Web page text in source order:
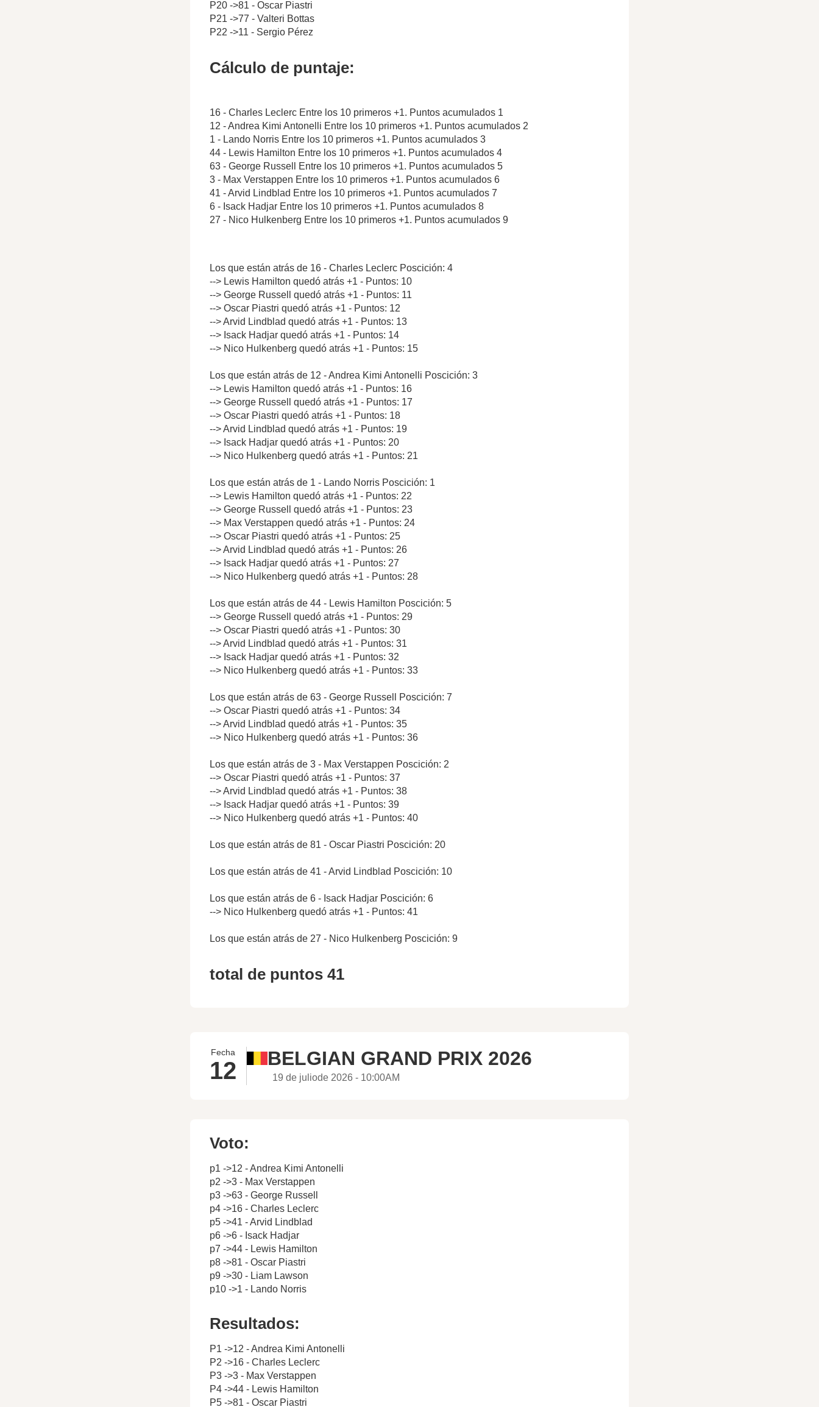
P20 ->81 - Oscar Piastri
P21 ->77 - Valteri Bottas
P22 ->11 - Sergio Pérez
Cálculo de puntaje:
16 - Charles Leclerc Entre los 10 primeros +1. Puntos acumulados 1
12 - Andrea Kimi Antonelli Entre los 10 primeros +1. Puntos acumulados 2
1 - Lando Norris Entre los 10 primeros +1. Puntos acumulados 3
44 - Lewis Hamilton Entre los 10 primeros +1. Puntos acumulados 4
63 - George Russell Entre los 10 primeros +1. Puntos acumulados 5
3 - Max Verstappen Entre los 10 primeros +1. Puntos acumulados 6
41 - Arvid Lindblad Entre los 10 primeros +1. Puntos acumulados 7
6 - Isack Hadjar Entre los 10 primeros +1. Puntos acumulados 8
27 - Nico Hulkenberg Entre los 10 primeros +1. Puntos acumulados 9
Los que están atrás de 16 - Charles Leclerc Poscición: 4
--> Lewis Hamilton quedó atrás +1 - Puntos: 10
--> George Russell quedó atrás +1 - Puntos: 11
--> Oscar Piastri quedó atrás +1 - Puntos: 12
--> Arvid Lindblad quedó atrás +1 - Puntos: 13
--> Isack Hadjar quedó atrás +1 - Puntos: 14
--> Nico Hulkenberg quedó atrás +1 - Puntos: 15
Los que están atrás de 12 - Andrea Kimi Antonelli Poscición: 3
--> Lewis Hamilton quedó atrás +1 - Puntos: 16
--> George Russell quedó atrás +1 - Puntos: 17
--> Oscar Piastri quedó atrás +1 - Puntos: 18
--> Arvid Lindblad quedó atrás +1 - Puntos: 19
--> Isack Hadjar quedó atrás +1 - Puntos: 20
--> Nico Hulkenberg quedó atrás +1 - Puntos: 21
Los que están atrás de 1 - Lando Norris Poscición: 1
--> Lewis Hamilton quedó atrás +1 - Puntos: 22
--> George Russell quedó atrás +1 - Puntos: 23
--> Max Verstappen quedó atrás +1 - Puntos: 24
--> Oscar Piastri quedó atrás +1 - Puntos: 25
--> Arvid Lindblad quedó atrás +1 - Puntos: 26
--> Isack Hadjar quedó atrás +1 - Puntos: 27
--> Nico Hulkenberg quedó atrás +1 - Puntos: 28
Los que están atrás de 44 - Lewis Hamilton Poscición: 5
--> George Russell quedó atrás +1 - Puntos: 29
--> Oscar Piastri quedó atrás +1 - Puntos: 30
--> Arvid Lindblad quedó atrás +1 - Puntos: 31
--> Isack Hadjar quedó atrás +1 - Puntos: 32
--> Nico Hulkenberg quedó atrás +1 - Puntos: 33
Los que están atrás de 63 - George Russell Poscición: 7
--> Oscar Piastri quedó atrás +1 - Puntos: 34
--> Arvid Lindblad quedó atrás +1 - Puntos: 35
--> Nico Hulkenberg quedó atrás +1 - Puntos: 36
Los que están atrás de 3 - Max Verstappen Poscición: 2
--> Oscar Piastri quedó atrás +1 - Puntos: 37
--> Arvid Lindblad quedó atrás +1 - Puntos: 38
--> Isack Hadjar quedó atrás +1 - Puntos: 39
--> Nico Hulkenberg quedó atrás +1 - Puntos: 40
Los que están atrás de 81 - Oscar Piastri Poscición: 20
Los que están atrás de 41 - Arvid Lindblad Poscición: 10
Los que están atrás de 6 - Isack Hadjar Poscición: 6
--> Nico Hulkenberg quedó atrás +1 - Puntos: 41
Los que están atrás de 27 - Nico Hulkenberg Poscición: 9
total de puntos 41
Fecha
12 BELGIAN GRAND PRIX 2026
19 de juliode 2026 - 10:00AM
Voto:
p1 ->12 - Andrea Kimi Antonelli
p2 ->3 - Max Verstappen
p3 ->63 - George Russell
p4 ->16 - Charles Leclerc
p5 ->41 - Arvid Lindblad
p6 ->6 - Isack Hadjar
p7 ->44 - Lewis Hamilton
p8 ->81 - Oscar Piastri
p9 ->30 - Liam Lawson
p10 ->1 - Lando Norris
Resultados:
P1 ->12 - Andrea Kimi Antonelli
P2 ->16 - Charles Leclerc
P3 ->3 - Max Verstappen
P4 ->44 - Lewis Hamilton
P5 ->81 - Oscar Piastri